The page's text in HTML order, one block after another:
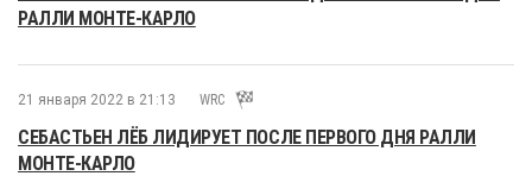
РАЛЛИ МОНТЕ-КАРЛО
21 января 2022 в 21:13 WRC
СЕБАСТЬЕН ЛЁБ ЛИДИРУЕТ ПОСЛЕ ПЕРВОГО ДНЯ РАЛЛИ
МОНТЕ-КАРЛО